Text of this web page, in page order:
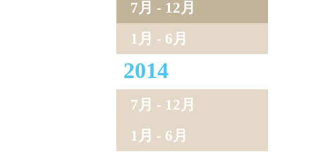
7月 - 12月
1月 - 6月
2014
7月 - 12月
1月 - 6月